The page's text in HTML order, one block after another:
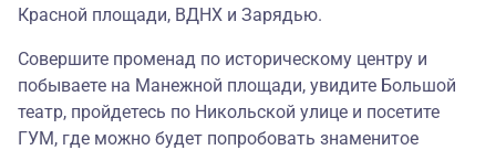
Красной площади, ВДНХ и Зарядью.
Совершите променад по историческому центру и
побываете на Манежной площади, увидите Большой
театр, пройдетесь по Никольской улице и посетите
ГУМ, где можно будет попробовать знаменитое